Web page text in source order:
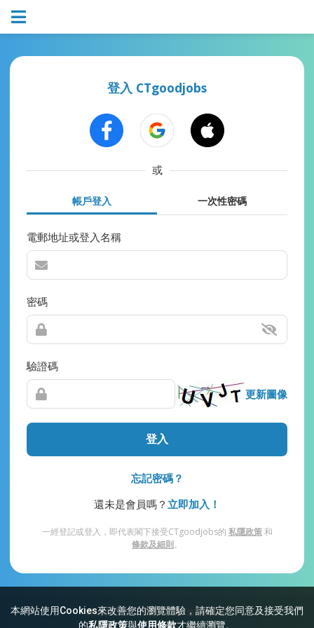
本網站使用Cookies來改善您的瀏覽體驗，請確定您同意及接受我們
的私隱政策與使用條款才繼續瀏覽。
登入 CTgoodjobs
或
帳戶登入 一次性密碼
電郵地址或登入名稱
密碼
驗證碼
更新圖像
登入
忘記密碼？
還未是會員嗎？ 立即加入！
一經登記或登入，即代表閣下接受CTgoodjobs的 私隱政策和
條款及細則。
網站索引 常見問題 私隱 條款及細則